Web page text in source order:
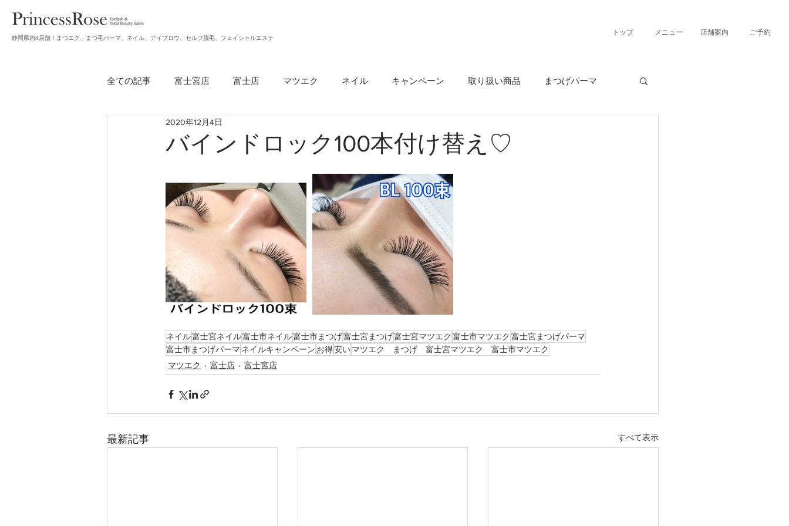
静岡県内4店舗！まつエク、まつ毛パーマ、ネイル、アイブロウ、セルフ脱毛、フェイシャルエステ
トップ メニュー 店舗案内 ご予約
全ての記事 富士宮店 富士店 マツエク ネイル キャンペーン 取り扱い商品 まつげパーマ
無題のカテゴリー
バインドロック100本付け替え♡
2020年12月4日
ネイル富士宮ネイル富士市ネイル富士市まつげ富士宮まつげ富士宮マツエク 富士市マツエク 富士宮まつげパーマ
富士市まつげパーマ ネイルキャンペーン お得安いマツエク まつげ 富士宮マツエク 富士市マツエク
マツエク
富士店 富士宮店
最新記事 すべて表示